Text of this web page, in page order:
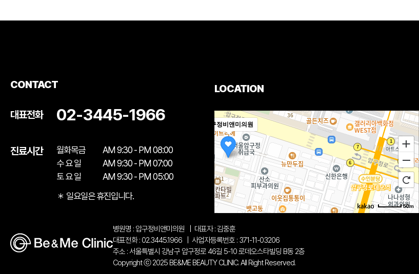
CONTACT
대표전화 02-3445-1966
진료시간 월화목금
AM 9:30 - PM 08:00
수 요 일
AM 9:30 - PM 07:00
토 요 일
AM 9:30 - PM 05:00
＊ 일요일은 휴진입니다.
LOCATION
압구정비앤미의원
50m
병원명 : 압구정비앤미의원
대표자 : 김중훈
대표전화 : 02.3445.1966
사업자등록번호 : 371-11-03206
주소 : 서울특별시 강남구 압구정로 46길 5-10 로데오스타빌딩 B동 2층
Copyright ⓒ 2025 BE&ME BEAUTY CLINIC. All Right Reserved.